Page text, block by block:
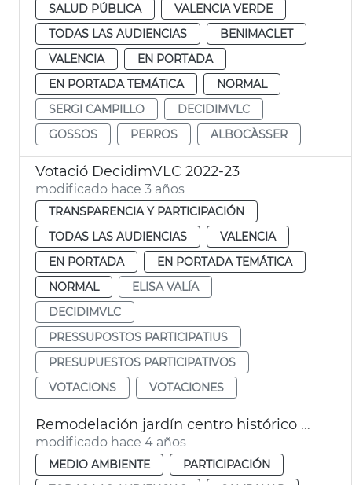
SALUD PÚBLICA
VALENCIA VERDE
TODAS LAS AUDIENCIAS
BENIMACLET
VALENCIA
EN PORTADA
EN PORTADA TEMÁTICA
NORMAL
SERGI CAMPILLO
DECIDIMVLC
GOSSOS
PERROS ALBOCÀSSER
Votació DecidimVLC 2022-23
modificado hace 3 años
TRANSPARENCIA Y PARTICIPACIÓN
TODAS LAS AUDIENCIAS
VALENCIA
EN PORTADA
EN PORTADA TEMÁTICA
NORMAL
ELISA VALÍA
DECIDIMVLC
PRESSUPOSTOS PARTICIPATIUS
PRESUPUESTOS PARTICIPATIVOS
VOTACIONS
VOTACIONES
Remodelación jardín centro histórico Campanar
modificado hace 4 años
MEDIO AMBIENTE
PARTICIPACIÓN